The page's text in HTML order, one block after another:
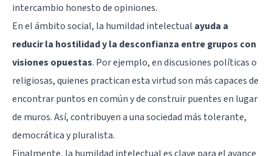
intercambio honesto de opiniones.
En el ámbito social, la humildad intelectual ayuda a
reducir la hostilidad y la desconfianza entre grupos con
visiones opuestas. Por ejemplo, en discusiones políticas o
religiosas, quienes practican esta virtud son más capaces de
encontrar puntos en común y de construir puentes en lugar
de muros. Así, contribuyen a una sociedad más tolerante,
democrática y pluralista.